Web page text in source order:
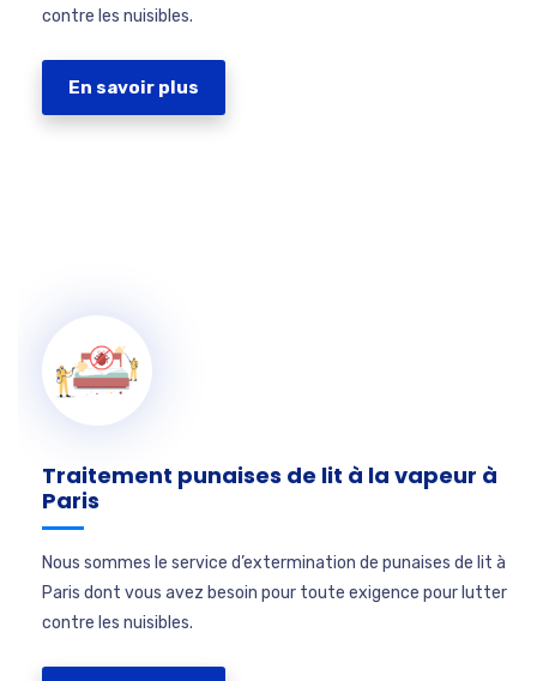
contre les nuisibles.
En savoir plus
Traitement punaises de lit à la vapeur à
Paris
Nous sommes le service d’extermination de punaises de lit à
Paris dont vous avez besoin pour toute exigence pour lutter
contre les nuisibles.